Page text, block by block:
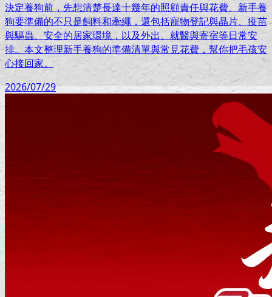
決定養狗前，先想清楚長達十幾年的照顧責任與花費。新手養
狗要準備的不只是飼料和牽繩，還包括寵物登記與晶片、疫苗
與驅蟲、安全的居家環境，以及外出、就醫與寄宿等日常安
排。本文整理新手養狗的準備清單與常見花費，幫你把毛孩安
心接回家。
2026/07/29